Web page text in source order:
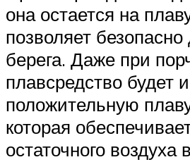
она остается на
позволяет
берега. Даже при
плавсредство будет
положительную
которая
остаточного воздуха